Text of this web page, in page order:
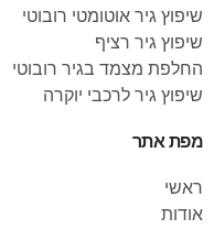
שיפוץ גיר אוטומטי רובוטי
שיפוץ גיר רציף
החלפת מצמד בגיר רובוטי
שיפוץ גיר לרכבי יוקרה
מפת אתר
ראשי
אודות